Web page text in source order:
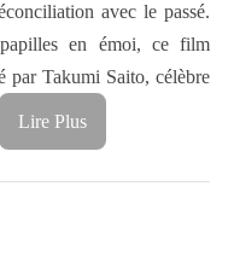
avec le passé.
en émoi, ce film
par Takumi Saito, célèbre
Lire Plus